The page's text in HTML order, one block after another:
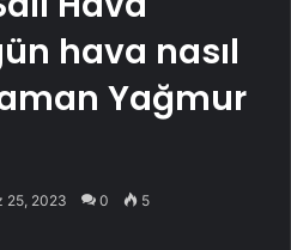
hava nasıl
Yağmur
25, 2023 0 5